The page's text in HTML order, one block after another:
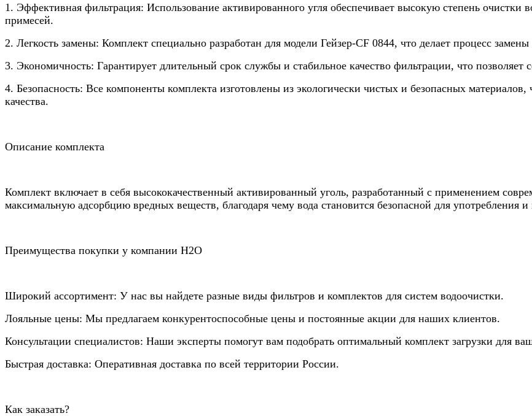
1. Эффективная фильтрация: Использование активированного угля обеспечивает высокую степень очистки
примесей.
2. Легкость замены: Комплект специально разработан для модели Гейзер-CF 0844, что делает процесс
3. Экономичность: Гарантирует длительный срок службы и стабильное качество фильтрации, что позволяет
4. Безопасность: Все компоненты комплекта изготовлены из экологически чистых и безопасных
качества.
Описание комплекта
Комплект включает в себя высококачественный активированный уголь, разработанный с применением
максимальную адсорбцию вредных веществ, благодаря чему вода становится безопасной для употребления
Преимущества покупки у компании Н2О
Широкий ассортимент: У нас вы найдете разные виды фильтров и комплектов для систем водоочистки.
Лояльные цены: Мы предлагаем конкурентоспособные цены и постоянные акции для наших клиентов.
Консультации специалистов: Наши эксперты помогут вам подобрать оптимальный комплект загрузки для
Быстрая доставка: Оперативная доставка по всей территории России.
Как заказать?